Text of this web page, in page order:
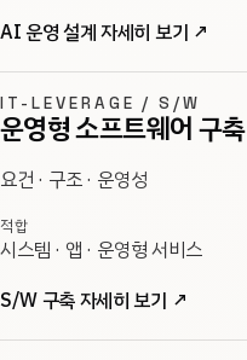
AI 운영 설계 자세히 보기 ↗
IT-LEVERAGE / S/W
운영형 소프트웨어 구축
요건 · 구조 · 운영성
적합
시스템 · 앱 · 운영형 서비스
S/W 구축 자세히 보기 ↗